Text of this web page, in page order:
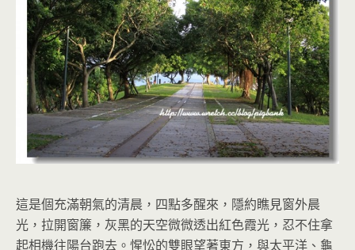
這是個充滿朝氣的清晨，四點多醒來，隱約瞧見窗外晨
光，拉開窗簾，灰黑的天空微微透出紅色霞光，忍不住拿
起相機往陽台跑去。惺忪的雙眼望著東方，與太平洋、龜